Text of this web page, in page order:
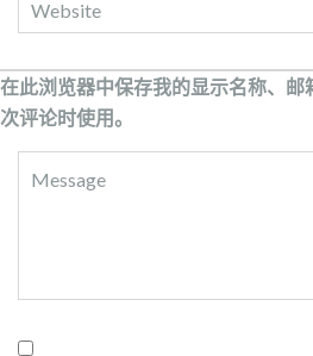
在此浏览器中保存我的显示名称、
次评论时使用。